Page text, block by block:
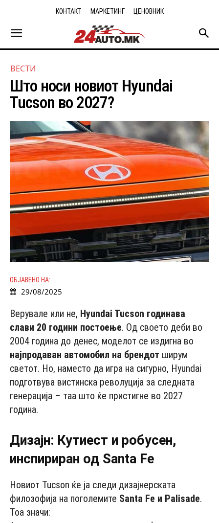
КОНТАКТ МАРКЕТИНГ ЦЕНОВНИК
ВЕСТИ
Што носи новиот Hyundai
Tucson во 2027?
ОБЈАВЕНО НА:
29/08/2025
Верувале или не, Hyundai Tucson годинава
слави 20 години постоење. Од своето деби во
2004 година до денес, моделот се издигна во
најпродаван автомобил на брендот ширум
светот. Но, наместо да игра на сигурно, Hyundai
подготвува вистинска револуција за следната
генерација – таа што ќе пристигне во 2027
година.
Дизајн: Кутиест и робусен,
инспириран од Santa Fe
Новиот Tucson ќе ја следи дизајнерската
филозофија на поголемите Santa Fe и Palisade.
Тоа значи: